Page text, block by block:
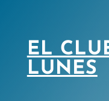
EL
LUNES